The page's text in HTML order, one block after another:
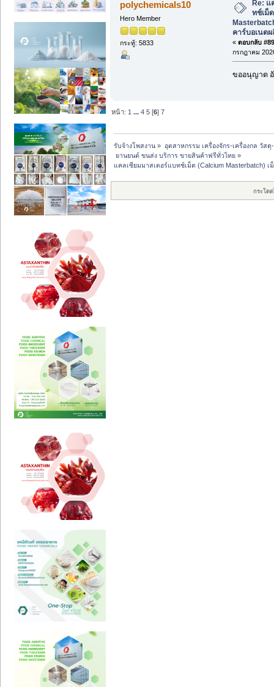
polychemicals10
Hero Member
กระทู้: 5833
Re: แ
ทช์เม็
คาร์บอเนต
« ตอบกลับ
กรกฎาคม
ขออนุญาต
หน้า: 1 ...4 5 [6]7
รับจ้างโพสงาน » อุตสาหกรรม เครื่องจักร-เครื่องกล วัส
ยานยนต์ ขนส่ง บริการ ขายสินค้าฟรีทั่วไทย »
แคลเซียมมาสเตอร์แบทช์เม็ด (Calcium Masterbatch)
กระโด